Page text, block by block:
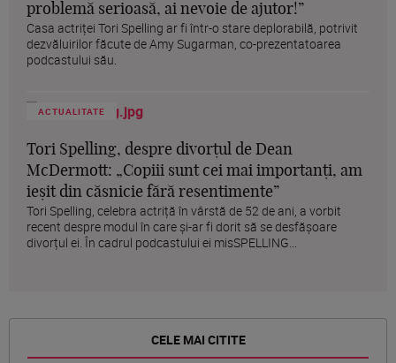
problemă serioasă, ai nevoie de ajutor!”
Casa actriței Tori Spelling ar fi într-o stare deplorabilă, potrivit
dezvăluirilor făcute de Amy Sugarman, co-prezentatoarea
podcastului său.
ACTUALITATE
Tori Spelling, despre divorțul de Dean
McDermott: „Copiii sunt cei mai importanți, am
ieșit din căsnicie fără resentimente”
Tori Spelling, celebra actriță în vârstă de 52 de ani, a vorbit
recent despre modul în care și-ar fi dorit să se desfășoare
divorțul ei. În cadrul podcastului ei misSPELLING...
CELE MAI CITITE